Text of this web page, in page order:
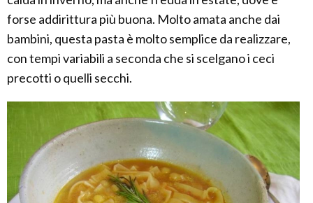
forse addirittura più buona. Molto amata anche dai
bambini, questa pasta è molto semplice da realizzare,
con tempi variabili a seconda che si scelgano i ceci
precotti o quelli secchi.